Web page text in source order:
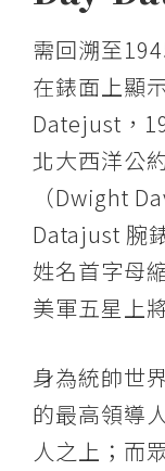
諮
詢,
換
錶
專
案
值
得
您
心
需回溯至
在錶面上顯
Datejust，
北大西洋公
（Dwight
Datajust 腕
姓名首字母
美軍五星上
身為統帥世
的最高領導
人之上；而